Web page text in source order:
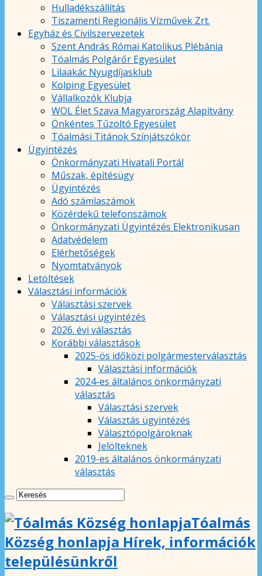
Hulladékszállítás
Tiszamenti Regionális Vízművek Zrt.
Egyház és Civilszervezetek
Szent András Római Katolikus Plébánia
Tóalmás Polgárőr Egyesület
Lilaakác Nyugdíjasklub
Kolping Egyesület
Vállalkozók Klubja
WOL Élet Szava Magyarország Alapítvány
Önkéntes Tűzoltó Egyesület
Tóalmási Titánok Színjátszókör
Ügyintézés
Önkormányzati Hivatali Portál
Műszak, építésügy
Ügyintézés
Adó számlaszámok
Közérdekű telefonszámok
Önkormányzati Ügyintézés Elektronikusan
Adatvédelem
Elérhetőségek
Nyomtatványok
Letöltések
Választási információk
Választási szervek
Választási ügyintézés
2026. évi választás
Korábbi választások
2025-ös időközi polgármesterválasztás
Választási információk
2024-es általános önkormányzati
választás
Választási szervek
Választás ügyintézés
Választópolgároknak
Jelölteknek
2019-es általános önkormányzati
választás
Tóalmás
Község honlapja Hírek, információk
településünkről